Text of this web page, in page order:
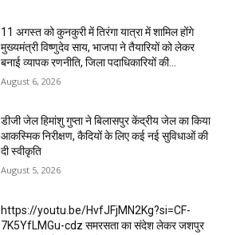
11 अगस्त को कुनकुरी में तिरंगा यात्रा में शामिल होंगे
मुख्यमंत्री विष्णुदेव साय, भाजपा ने तैयारियों को लेकर
बनाई व्यापक रणनीति, जिला पदाधिकारियों की...
August 6, 2026
डीजी जेल हिमांशु गुप्ता ने बिलासपुर केंद्रीय जेल का किया
आकस्मिक निरीक्षण, कैदियों के लिए कई नई सुविधाओं की
दी स्वीकृति
August 5, 2026
https://youtu.be/HvfJFjMN2Kg?si=CF-
7K5YfLMGu-cdz समरसता का संदेश लेकर जशपुर